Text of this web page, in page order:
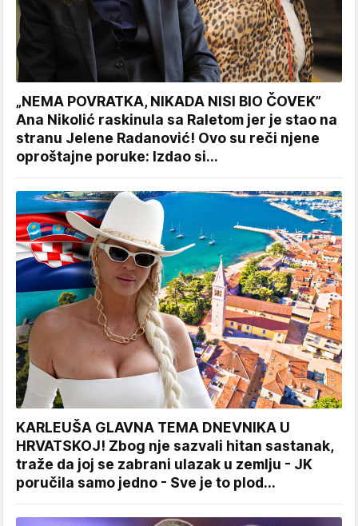
„NEMA POVRATKA, NIKADA NISI BIO ČOVEK”
Ana Nikolić raskinula sa Raletom jer je stao na
stranu Jelene Radanović! Ovo su reči njene
oproštajne poruke: Izdao si...
KARLEUŠA GLAVNA TEMA DNEVNIKA U
HRVATSKOJ! Zbog nje sazvali hitan sastanak,
traže da joj se zabrani ulazak u zemlju - JK
poručila samo jedno - Sve je to plod...